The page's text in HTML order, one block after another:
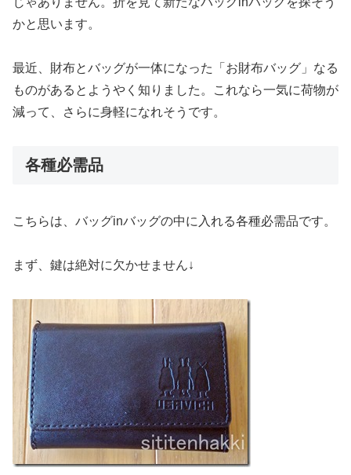
かと思います。
最近、財布とバッグが一体になった「お財布バッグ」なる
ものがあるとようやく知りました。これなら一気に荷物が
減って、さらに身軽になれそうです。
各種必需品
こちらは、バッグinバッグの中に入れる各種必需品です。
まず、鍵は絶対に欠かせません↓